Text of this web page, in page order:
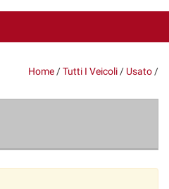
Home /Tutti I Veicoli / Usato /